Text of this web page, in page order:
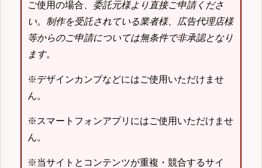
ご使用の場合、 委託元様より直接ご申請くださ
い。 制作を受託されている業者様、広告代理店様
等からのご申請については無条件で非承認となり
ます。
※デザインカンプなどにはご使用いただけませ
ん。
※スマートフォンアプリにはご使用いただけませ
ん。
※当サイトとコンテンツが重複・競合するサイ